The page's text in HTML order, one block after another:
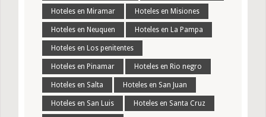
Hoteles en Miramar Hoteles en Misiones
Hoteles en Neuquen Hoteles en La Pampa
Hoteles en Los penitentes
Hoteles en Pinamar Hoteles en Rio negro
Hoteles en Salta Hoteles en San Juan
Hoteles en San Luis Hoteles en Santa Cruz